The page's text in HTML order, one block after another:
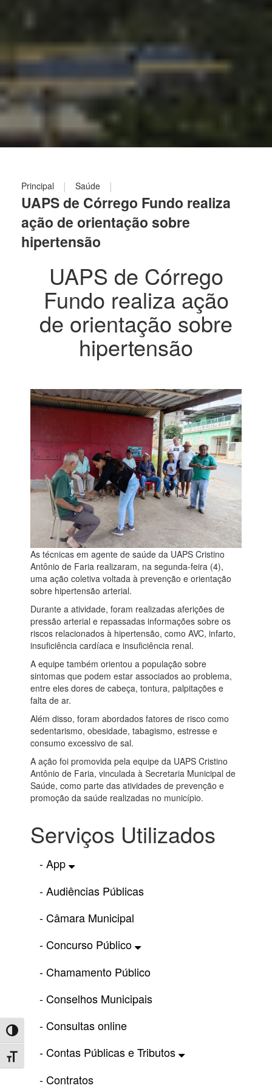
Toggle High Contrast
Toggle Font size
Principal | Saúde |
UAPS de Córrego Fundo realiza
ação de orientação sobre
hipertensão
UAPS de Córrego
Fundo realiza ação
de orientação sobre
hipertensão
As técnicas em agente de saúde da UAPS Cristino
Antônio de Faria realizaram, na segunda-feira (4),
uma ação coletiva voltada à prevenção e orientação
sobre hipertensão arterial.
Durante a atividade, foram realizadas aferições de
pressão arterial e repassadas informações sobre os
riscos relacionados à hipertensão, como AVC, infarto,
insuficiência cardíaca e insuficiência renal.
A equipe também orientou a população sobre
sintomas que podem estar associados ao problema,
entre eles dores de cabeça, tontura, palpitações e
falta de ar.
Além disso, foram abordados fatores de risco como
sedentarismo, obesidade, tabagismo, estresse e
consumo excessivo de sal.
A ação foi promovida pela equipe da UAPS Cristino
Antônio de Faria, vinculada à Secretaria Municipal de
Saúde, como parte das atividades de prevenção e
promoção da saúde realizadas no município.
Serviços Utilizados
- App
- Audiências Públicas
- Câmara Municipal
- Concurso Público
- Chamamento Público
- Conselhos Municipais
- Consultas online
- Contas Públicas e Tributos
- Contratos